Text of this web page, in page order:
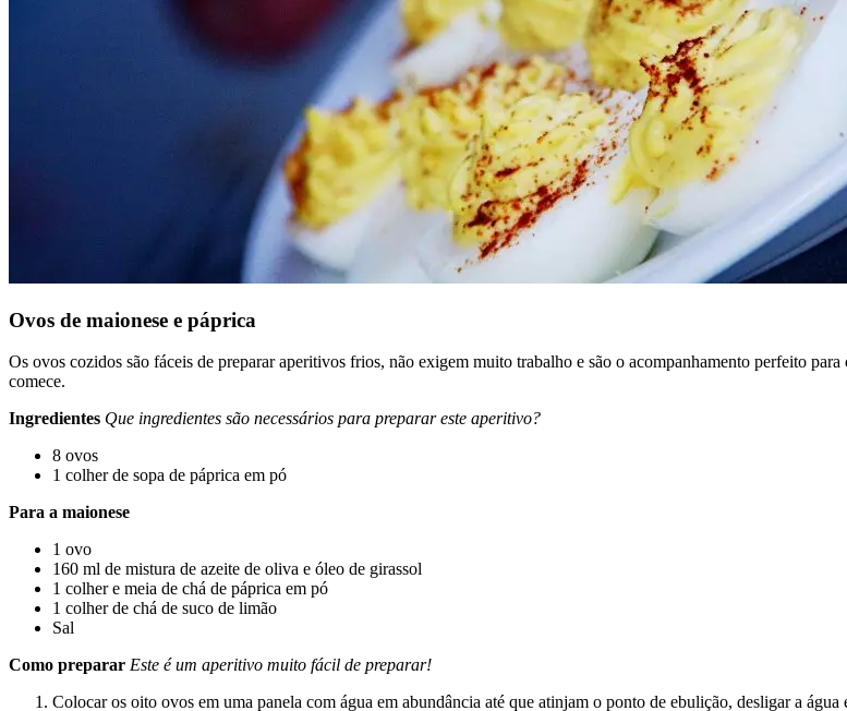
Ovos de maionese e páprica
Os ovos cozidos são fáceis de preparar aperitivos frios, não exigem muito trabalho e são o acompanhamento perfeito para
comece.
Ingredientes Que ingredientes são necessários para preparar este aperitivo?
8 ovos
1 colher de sopa de páprica em pó
Para a maionese
1 ovo
160 ml de mistura de azeite de oliva e óleo de girassol
1 colher e meia de chá de páprica em pó
1 colher de chá de suco de limão
Sal
Como preparar Este é um aperitivo muito fácil de preparar!
Colocar os oito ovos em uma panela com água em abundância até que atinjam o ponto de ebulição, desligar a água